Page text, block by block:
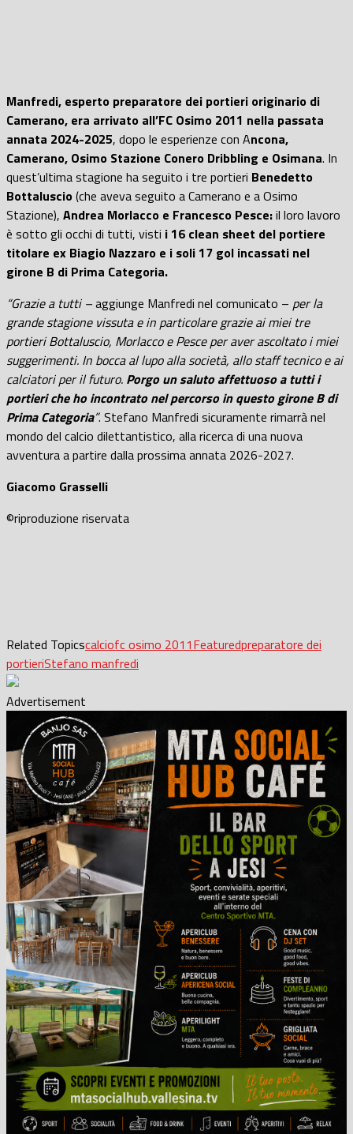
Manfredi, esperto preparatore dei portieri originario di
Camerano, era arrivato all’FC Osimo 2011 nella passata
annata 2024-2025, dopo le esperienze con Ancona,
Camerano, Osimo Stazione Conero Dribbling e Osimana. In
quest’ultima stagione ha seguito i tre portieri Benedetto
Bottaluscio(che aveva seguito a Camerano e a Osimo
Stazione), Andrea Morlacco e Francesco Pesce:il loro lavoro
è sotto gli occhi di tutti, visti i 16 clean sheet del portiere
titolare ex Biagio Nazzaro e i soli 17 gol incassati nel
girone B di Prima Categoria.
“Grazie a tutti –aggiunge Manfredi nel comunicato – per la
grande stagione vissuta e in particolare grazie ai miei tre
portieri Bottaluscio, Morlacco e Pesce per aver ascoltato i miei
suggerimenti. In bocca al lupo alla società, allo staff tecnico e ai
calciatori per il futuro. Porgo un saluto affettuoso a tutti i
portieri che ho incontrato nel percorso in questo girone B di
Prima Categoria”. Stefano Manfredi sicuramente rimarrà nel
mondo del calcio dilettantistico, alla ricerca di una nuova
avventura a partire dalla prossima annata 2026-2027.
Giacomo Grasselli
©riproduzione riservata
Related Topicscalciofc osimo 2011Featuredpreparatore dei
portieriStefano manfredi
Advertisement